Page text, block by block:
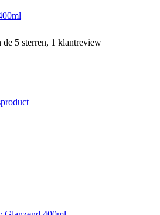
5 sterren, 1 klantreview